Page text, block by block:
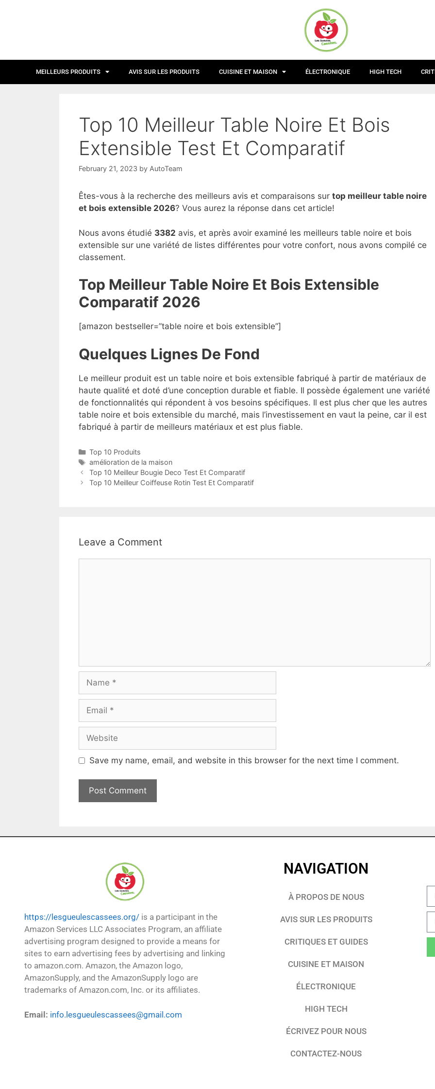
MEILLEURS PRODUITS AVIS SUR LES PRODUITS CUISINE ET MAISON ÉLECTRONIQUE HIGH TECH
Top 10 Meilleur Table Noire Et Bois
Extensible Test Et Comparatif
February 21, 2023 by AutoTeam
Êtes-vous à la recherche des meilleurs avis et comparaisons sur top meilleur table noire
et bois extensible 2026? Vous aurez la réponse dans cet article!
Nous avons étudié 3382 avis, et après avoir examiné les meilleurs table noire et bois
extensible sur une variété de listes différentes pour votre confort, nous avons compilé ce
classement.
Top Meilleur Table Noire Et Bois Extensible
Comparatif 2026
[amazon bestseller=”table noire et bois extensible”]
Quelques Lignes De Fond
Le meilleur produit est un table noire et bois extensible fabriqué à partir de matériaux de
haute qualité et doté d’une conception durable et fiable. Il possède également une variété
de fonctionnalités qui répondent à vos besoins spécifiques. Il est plus cher que les autres
table noire et bois extensible du marché, mais l’investissement en vaut la peine, car il est
fabriqué à partir de meilleurs matériaux et est plus fiable.
Top 10 Produits
amélioration de la maison
Top 10 Meilleur Bougie Deco Test Et Comparatif
Top 10 Meilleur Coiffeuse Rotin Test Et Comparatif
Leave a Comment
Save my name, email, and website in this browser for the next time I comment.
https://lesgueulescassees.org/ is a participant in the
Amazon Services LLC Associates Program, an affiliate
advertising program designed to provide a means for
sites to earn advertising fees by advertising and linking
to amazon.com. Amazon, the Amazon logo,
AmazonSupply, and the AmazonSupply logo are
trademarks of Amazon.com, Inc. or its affiliates.
Email: info.lesgueulescassees@gmail.com
NAVIGATION
À PROPOS DE NOUS
AVIS SUR LES PRODUITS
CRITIQUES ET GUIDES
CUISINE ET MAISON
ÉLECTRONIQUE
HIGH TECH
ÉCRIVEZ POUR NOUS
CONTACTEZ-NOUS